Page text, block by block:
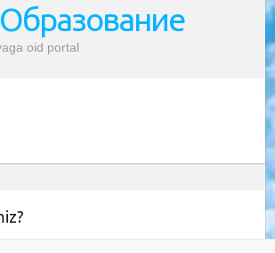
Образование
oid portal